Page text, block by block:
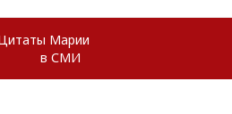
Марии
в СМИ